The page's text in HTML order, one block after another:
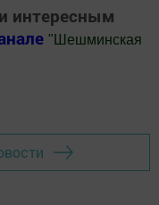
интересным
" Шешминская